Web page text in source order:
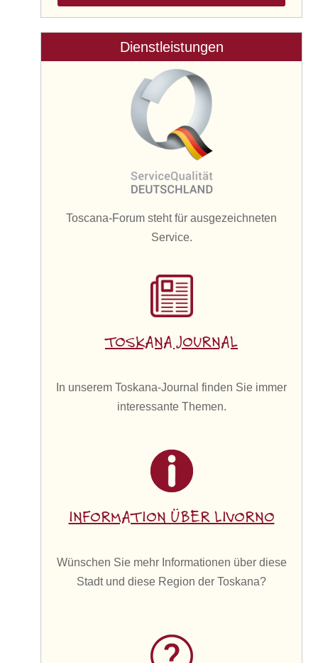
Dienstleistungen
Toscana-Forum steht für ausgezeichneten
Service.
TOSKANA JOURNAL
In unserem Toskana-Journal finden Sie immer
interessante Themen.
INFORMATION ÜBER LIVORNO
Wünschen Sie mehr Informationen über diese
Stadt und diese Region der Toskana?